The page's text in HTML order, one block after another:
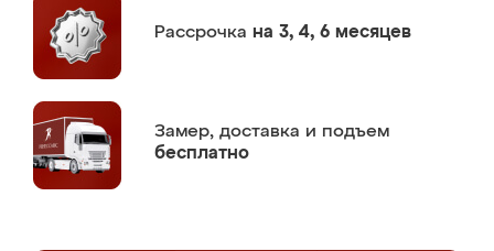
Рассрочка на 3, 4, 6 месяцев
Замер, доставка и подъем
бесплатно